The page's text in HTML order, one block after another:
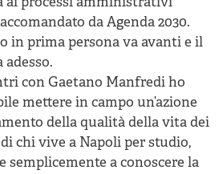
da Agenda 2030.
in prima persona va avanti e il
con Gaetano Manfredi ho
mettere in campo un’azione
della qualità della vita dei
chi vive a Napoli per studio,
semplicemente a conoscere la